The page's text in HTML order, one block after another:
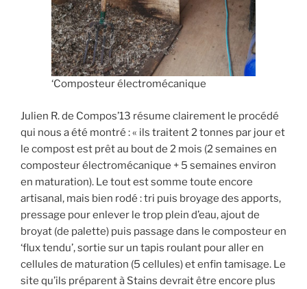
‘Composteur électromécanique
Julien R. de Compos’13 résume clairement le procédé
qui nous a été montré : « ils traitent 2 tonnes par jour et
le compost est prêt au bout de 2 mois (2 semaines en
composteur électromécanique + 5 semaines environ
en maturation). Le tout est somme toute encore
artisanal, mais bien rodé : tri puis broyage des apports,
pressage pour enlever le trop plein d’eau, ajout de
broyat (de palette) puis passage dans le composteur en
‘flux tendu’, sortie sur un tapis roulant pour aller en
cellules de maturation (5 cellules) et enfin tamisage. Le
site qu’ils préparent à Stains devrait être encore plus